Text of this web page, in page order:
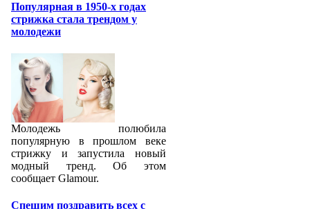
Популярная в 1950-х годах
стрижка стала трендом у
молодежи
Молодежь полюбила
популярную в прошлом веке
стрижку и запустила новый
модный тренд. Об этом
сообщает Glamour.
Спешим поздравить всех с